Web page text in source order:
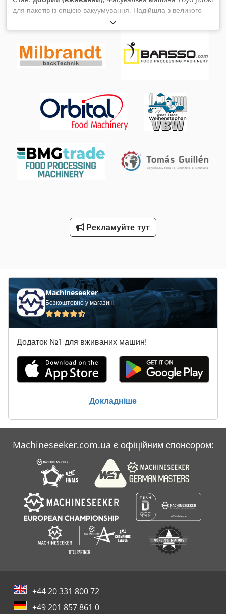
і калібрування - Калібрування під керівництвом користувача
- Збір вимірювальних даних та керування проектами -
Конфігурований помічник робочого процесу - Перемикання
безпосередньо на сенсорі - Автоматичний контроль
калібрування сенсора - Попереднє захоплення опорних
точок із графічною підтримкою - Онлайн-відображення
верхньої та нижньої сторін - Вирізання точок фону -
Автоматичний розрахунок та експорт безпереплетених
полігональних сіток - Експорт скан-даних (наприклад, у
форматах G3D, STL) Примітка: Пристрій використовувався
цілей, у зв’язку з чим видно сліди використання. За
додаткову плату можемо надати відповідний ноутбук. Є
сертифікат 3D-атестації. Також при купівлі T-SCAN Hawk 2
для пакетів із опцією вакуумування. Надійшла з великого
харчового підприємства у Великій Британії, але не
використовувалася щонайменше п’ять років. Crsdpsuf A
Рекламуйте тут
Machineseeker
Безкоштовно у магазині
Додаток №1 для вживаних машин!
Докладніше
Machineseeker.com.ua є офіційним спонсором:
+44 20 331 800 72
+49 201 857 861 0